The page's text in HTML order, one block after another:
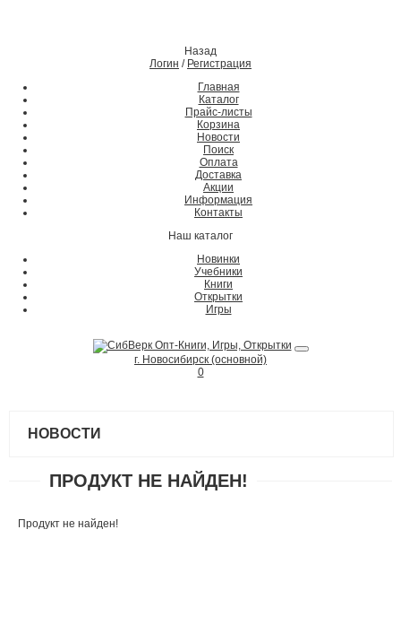
Назад
Логин / Регистрация
Главная
Каталог
Прайс-листы
Корзина
Новости
Поиск
Оплата
Доставка
Акции
Информация
Контакты
Наш каталог
Новинки
Учебники
Книги
Открытки
Игры
г. Новосибирск (основной)
0
НОВОСТИ
ПРОДУКТ НЕ НАЙДЕН!
Продукт не найден!